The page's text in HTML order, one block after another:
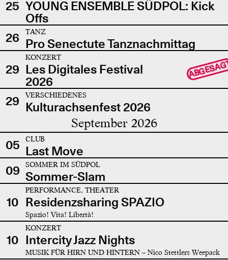
25 YOUNG ENSEMBLE SÜDPOL: Kick
Offs
26
TANZ
Pro Senectute Tanznachmittag
29
KONZERT
Les Digitales Festival
2026
29 VERSCHIEDENES
Kulturachsenfest 2026
September 2026
05 CLUB
Last Move
09
SOMMER IM SÜDPOL
Sommer-Slam
10
PERFORMANCE, THEATER
Residenzsharing SPAZIO
Spazio! Vita! Libertà!
10
KONZERT
Intercity Jazz Nights
MUSIK FÜR HIRN UND HINTERN – Nico Stettlers Weepack